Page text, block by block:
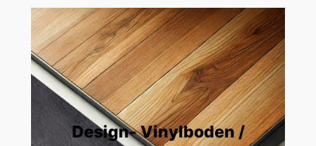
Design- Vinylboden /